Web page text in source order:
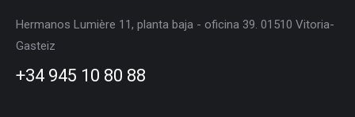
Hermanos Lumière 11, planta baja - oficina 39. 01510 Vitoria-
Gasteiz
+34 945 10 80 88